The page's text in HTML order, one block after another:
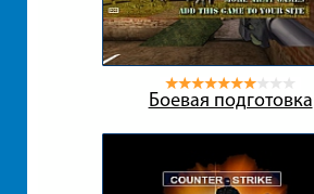
Боевая подготовка